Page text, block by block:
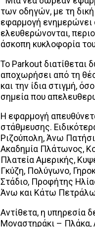
των οδηγών, με τη
εφαρμογή ενημερώνει
ελευθερώνονται,
άσκοπη κυκλοφορία
Το Parkout διατίθεται
αποχωρήσει από τη
και την ίδια στιγμή,
σημεία που
Η εφαρμογή
στάθμευσης.
Ριζούπολη, Άνω
Ακαδημία Πλάτωνος,
Πλατεία Αμερικής,
Γκύζη, Πολύγωνο,
Στάδιο, Προφήτης
Άνω και Κάτω
Αντίθετα, η υπηρεσία
Μοναστηράκι – Πλάκα,